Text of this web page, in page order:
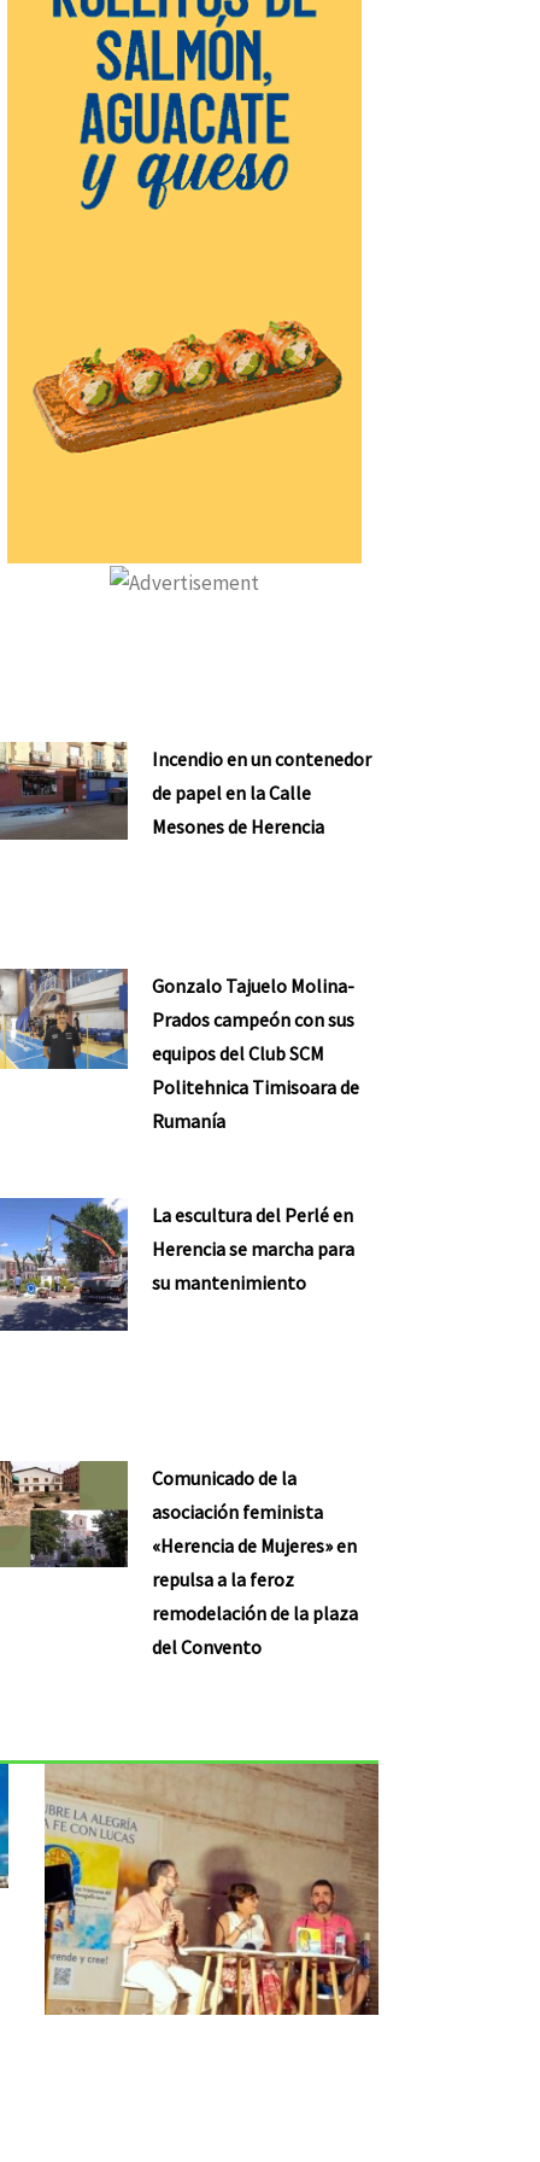
Incendio en un contenedor
de papel en la Calle
Mesones de Herencia
Gonzalo Tajuelo Molina-
Prados campeón con sus
equipos del Club SCM
Politehnica Timisoara de
Rumanía
La escultura del Perlé en
Herencia se marcha para
su mantenimiento
Comunicado de la
asociación feminista
«Herencia de Mujeres» en
repulsa a la feroz
remodelación de la plaza
del Convento